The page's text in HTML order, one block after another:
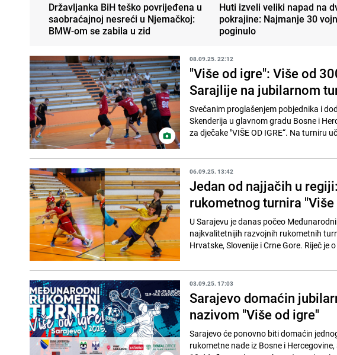
Državljanka BiH teško povrijeđena u
saobraćajnoj nesreći u Njemačkoj:
BMW-om se zabila u zid
Huti izveli veliki napad na
pokrajine: Najmanje 30
poginulo
08.09.25. 22:12
"Više od igre": Više od
Sarajlije na jubilarnom
Svečanim proglašenjem pobjednika i
Skenderija u glavnom gradu Bosne i
za dječake "VIŠE OD IGRE“. Na turniru
06.09.25. 13:42
Jedan od najjačih u
rukometnog turnira
U Sarajevu je danas počeo
najkvalitetnijih razvojnih rukometnih
Hrvatske, Slovenije i Crne Gore. Riječ je
03.09.25. 17:03
Sarajevo domaćin
nazivom "Više od igre"
Sarajevo će ponovno biti domaćin
rukometne nade iz Bosne i